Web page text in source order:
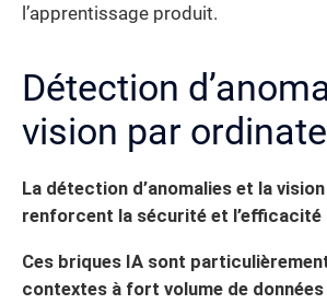
l’apprentissage produit.
Détection
vision par
La détection d’anomalies et la
renforcent la sécurité et l’efficacité
Ces briques IA sont
contextes à fort volume de données